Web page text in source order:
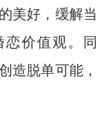
美好，缓解当
价值观。同
造脱单可能，